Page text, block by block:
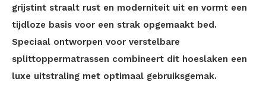
grijstint straalt rust en moderniteit uit en vormt een
tijdloze basis voor een strak opgemaakt bed.
Speciaal ontworpen voor verstelbare
splittoppermatrassen combineert dit hoeslaken een
luxe uitstraling met optimaal gebruiksgemak.